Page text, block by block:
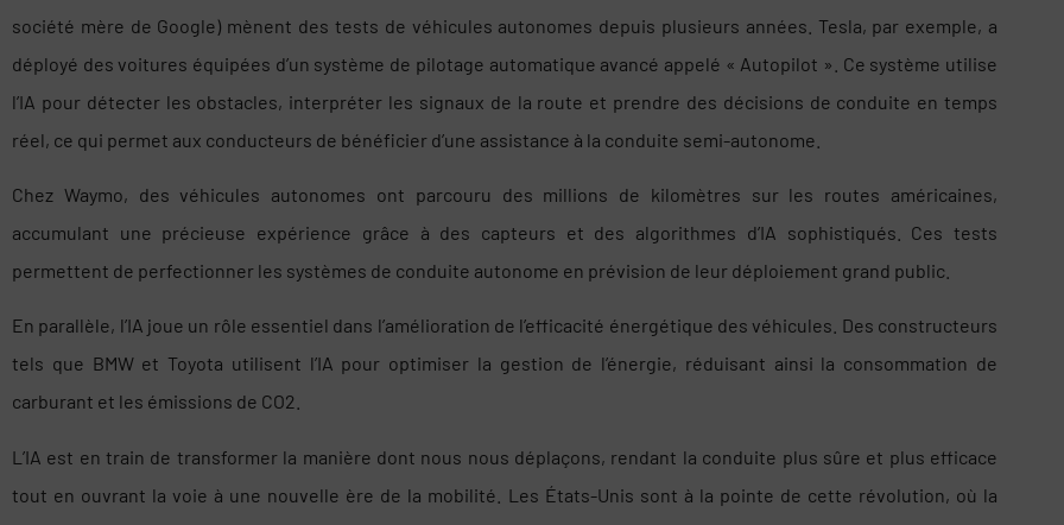
société mère de Google) mènent des tests de véhicules autonomes depuis plusieurs années. Tesla, par exemple, a
déployé des voitures équipées d’un système de pilotage automatique avancé appelé « Autopilot ». Ce système utilise
l’IA pour détecter les obstacles, interpréter les signaux de la route et prendre des décisions de conduite en temps
réel, ce qui permet aux conducteurs de bénéficier d’une assistance à la conduite semi-autonome.
Chez Waymo, des véhicules autonomes ont parcouru des millions de kilomètres sur les routes américaines,
accumulant une précieuse expérience grâce à des capteurs et des algorithmes d’IA sophistiqués. Ces tests
permettent de perfectionner les systèmes de conduite autonome en prévision de leur déploiement grand public.
En parallèle, l’IA joue un rôle essentiel dans l’amélioration de l’efficacité énergétique des véhicules. Des constructeurs
tels que BMW et Toyota utilisent l’IA pour optimiser la gestion de l’énergie, réduisant ainsi la consommation de
carburant et les émissions de CO2.
L’IA est en train de transformer la manière dont nous nous déplaçons, rendant la conduite plus sûre et plus efficace
tout en ouvrant la voie à une nouvelle ère de la mobilité. Les États-Unis sont à la pointe de cette révolution, où la